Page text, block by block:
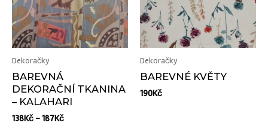
Dekoračky
BAREVNÁ
DEKORAČNÍ TKANINA
– KALAHARI
138Kč –187Kč
Dekoračky
BAREVNÉ KVĚTY
190Kč